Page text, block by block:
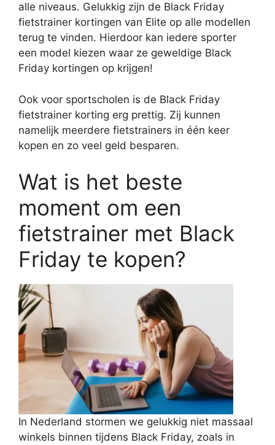
alle niveaus. Gelukkig zijn de Black Friday
fietstrainer kortingen van Elite op alle modellen
terug te vinden. Hierdoor kan iedere sporter
een model kiezen waar ze geweldige Black
Friday kortingen op krijgen!
Ook voor sportscholen is de Black Friday
fietstrainer korting erg prettig. Zij kunnen
namelijk meerdere fietstrainers in één keer
kopen en zo veel geld besparen.
Wat is het beste
moment om een
fietstrainer met Black
Friday te kopen?
In Nederland stormen we gelukkig niet massaal
winkels binnen tijdens Black Friday, zoals in